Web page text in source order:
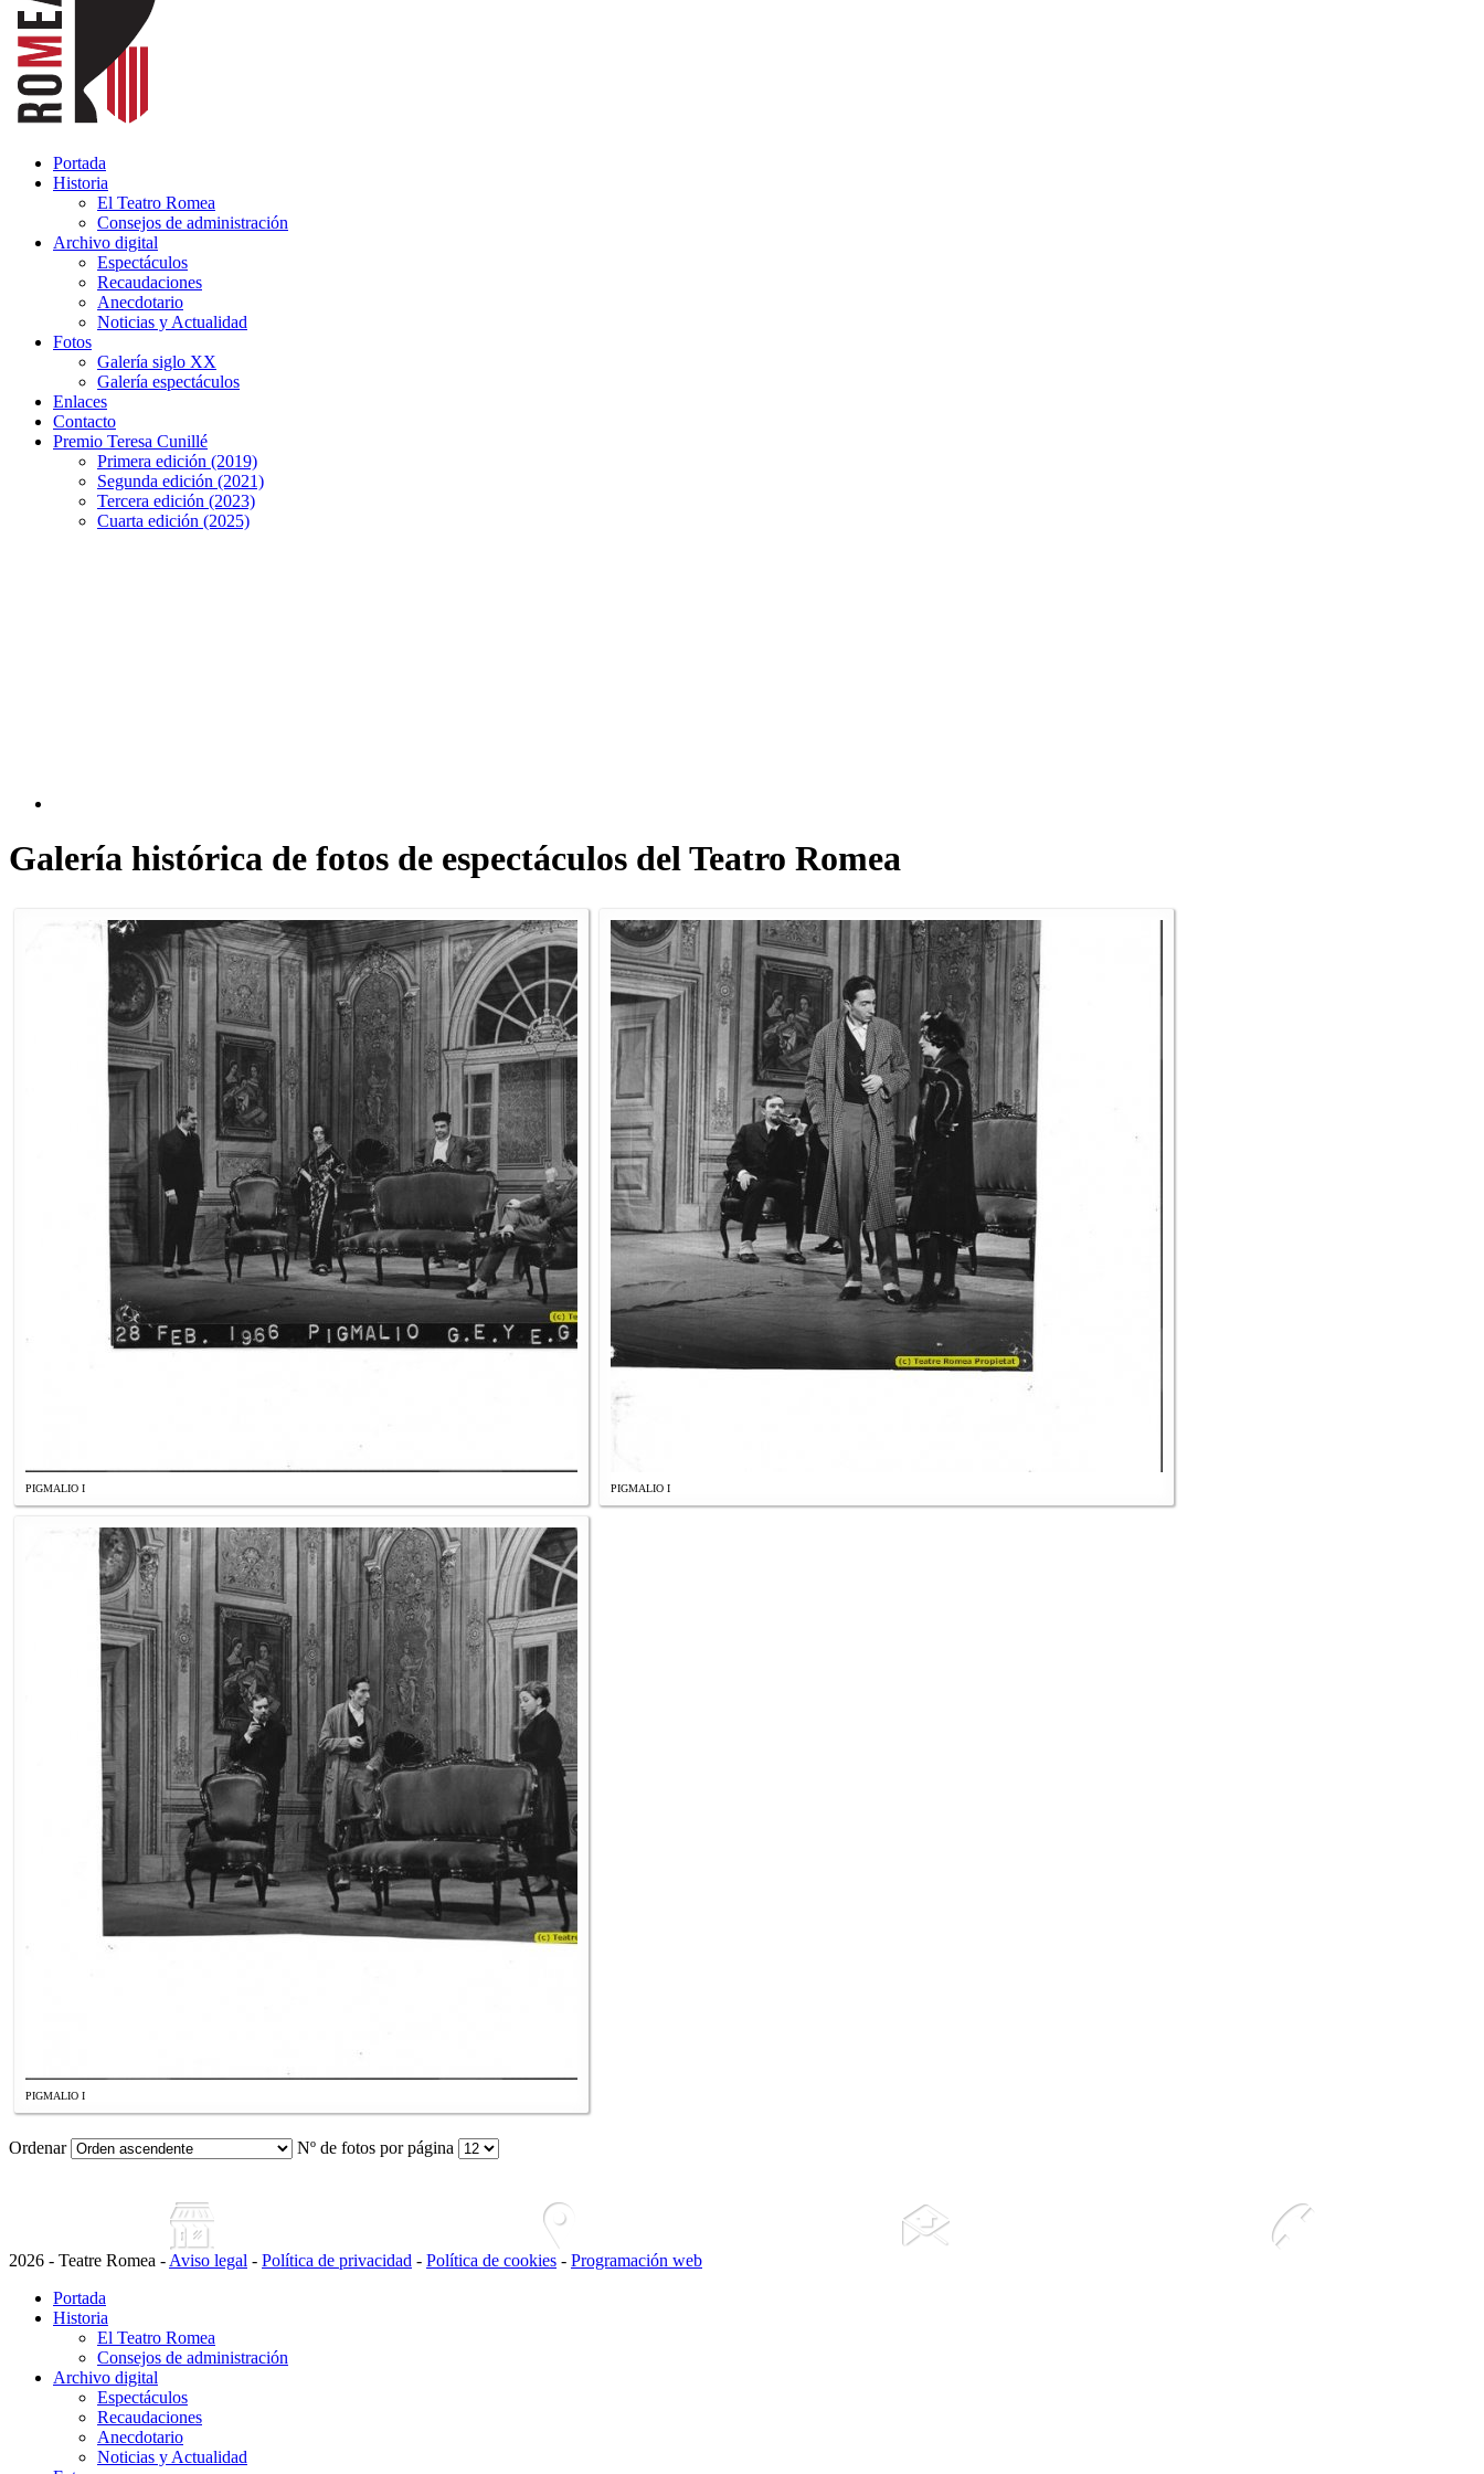
Portada
Historia
El Teatro Romea
Consejos de administración
Archivo digital
Espectáculos
Recaudaciones
Anecdotario
Noticias y Actualidad
Fotos
Galería siglo XX
Galería espectáculos
Enlaces
Contacto
Premio Teresa Cunillé
Primera edición (2019)
Segunda edición (2021)
Tercera edición (2023)
Cuarta edición (2025)
Galería histórica de fotos de espectáculos del Teatro Romea
PIGMALIO I PIGMALIO I
PIGMALIO I
Ordenar Nº de fotos por página
2026 - Teatre Romea - Aviso legal - Política de privacidad - Política de cookies - Programación web
Portada
Historia
El Teatro Romea
Consejos de administración
Archivo digital
Espectáculos
Recaudaciones
Anecdotario
Noticias y Actualidad